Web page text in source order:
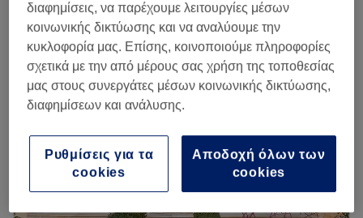
Δευτέρα
Κλειστό
Τρίτη
09:00–
Τετάρτη
09:00–21:00
Πέμπτη
09:00–21:00
Παρασκευή
09:00–21:00
Σάββατο
Κυριακή
Κλειστό
Το Των Άκρων στην Αργυρούπολη είναι ένας πρωτότυπα
διακοσμημένος χώρος αφιερωμένος στις υπηρεσίες
ομορφιάς. Προσφέρει πλήθος υπηρεσιών που σε φροντίζουν
διαφημίσεις, να παρέχουμε λειτουργίες μέσων
κοινωνικής δικτύωσης και να αναλύουμε την
κυκλοφορία μας. Επίσης, κοινοποιούμε πληροφορίες
σχετικά με την από μέρους σας χρήση της τοποθεσίας
μας στους συνεργάτες μέσων κοινωνικής δικτύωσης,
διαφημίσεων και ανάλυσης.
Αποδοχή όλων των
cookies
Ρυθμίσεις για τα
cookies